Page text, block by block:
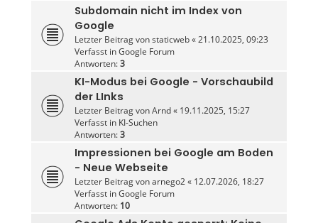
Subdomain nicht im Index von
Google
Letzter Beitrag vonstaticweb«21.10.2025, 09:23
Verfasst inGoogle Forum
Antworten:3
KI-Modus bei Google - Vorschaubild
der LInks
Letzter Beitrag vonArnd« 19.11.2025, 15:27
Verfasst in KI-Suchen
Antworten:3
Impressionen bei Google am Boden
- Neue Webseite
Letzter Beitrag vonarnego2« 12.07.2026, 18:27
Verfasst inGoogle Forum
Antworten: 10